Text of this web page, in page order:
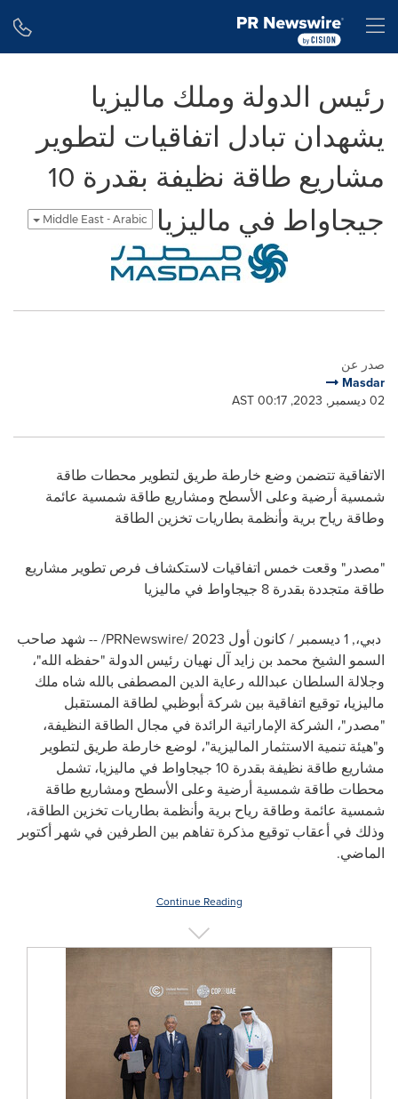
رئيس الدولة وملك ماليزيا
يشهدان تبادل اتفاقيات لتطوير
مشاريع طاقة نظيفة بقدرة 10
جيجاواط في ماليزيا
Middle East - Arabic
صدر عن
Masdar
02 ديسمبر, 2023, 00:17 AST
الاتفاقية تتضمن وضع خارطة طريق لتطوير محطات طاقة
شمسية أرضية وعلى الأسطح ومشاريع طاقة شمسية عائمة
وطاقة رياح برية وأنظمة بطاريات تخزين الطاقة
"مصدر" وقعت خمس اتفاقيات لاستكشاف فرص تطوير مشاريع
طاقة متجددة بقدرة 8 جيجاواط في ماليزيا
دبي،, 1 ديسمبر / كانون أول 2023
/PRNewswire/ -- شهد صاحب
السمو الشيخ محمد بن زايد آل نهيان رئيس الدولة "حفظه الله"،
وجلالة السلطان عبدالله رعاية الدين المصطفى بالله شاه ملك
ماليزيا، توقيع اتفاقية بين شركة أبوظبي لطاقة المستقبل
"مصدر"، الشركة الإماراتية الرائدة في مجال الطاقة النظيفة،
و"هيئة تنمية الاستثمار الماليزية"، لوضع خارطة طريق لتطوير
مشاريع طاقة نظيفة بقدرة 10 جيجاواط في ماليزيا، تشمل
محطات طاقة شمسية أرضية وعلى الأسطح ومشاريع طاقة
شمسية عائمة وطاقة رياح برية وأنظمة بطاريات تخزين الطاقة،
وذلك في أعقاب توقيع مذكرة تفاهم بين الطرفين في شهر أكتوبر
الماضي.
Continue Reading